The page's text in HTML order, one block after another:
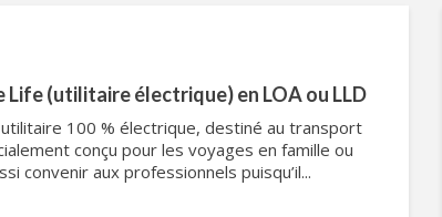
Life (utilitaire électrique) en LOA ou LLD
100 % électrique, destiné au transport
conçu pour les voyages en famille ou
convenir aux professionnels puisqu’il...